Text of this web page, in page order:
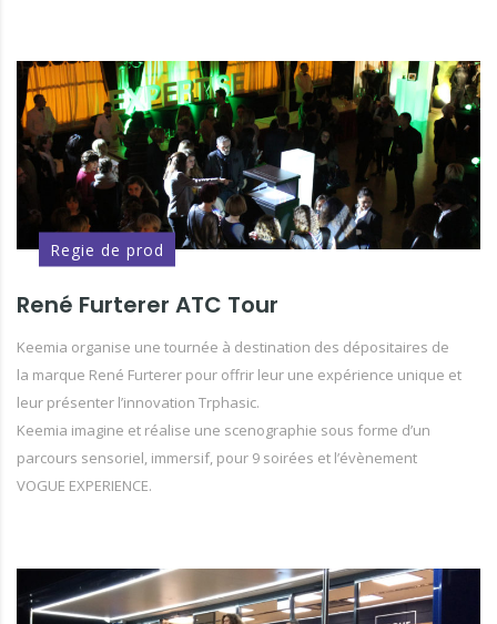
Regie de prod
René Furterer ATC Tour
Keemia organise une tournée à destination des dépositaires de
la marque René Furterer pour offrir leur une expérience unique et
leur présenter l’innovation Trphasic.
Keemia imagine et réalise une scenographie sous forme d’un
parcours sensoriel, immersif, pour 9 soirées et l’évènement
VOGUE EXPERIENCE.